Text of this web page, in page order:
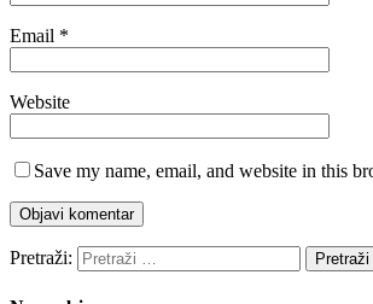
Email *
Website
Save my name, email, and website in this
Pretraži: